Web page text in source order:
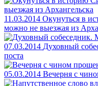
11.03.2014 Окунуться в
можно не выезжая из
07.03.2014 Духовный
поста
05.03.2014 Вечерня с